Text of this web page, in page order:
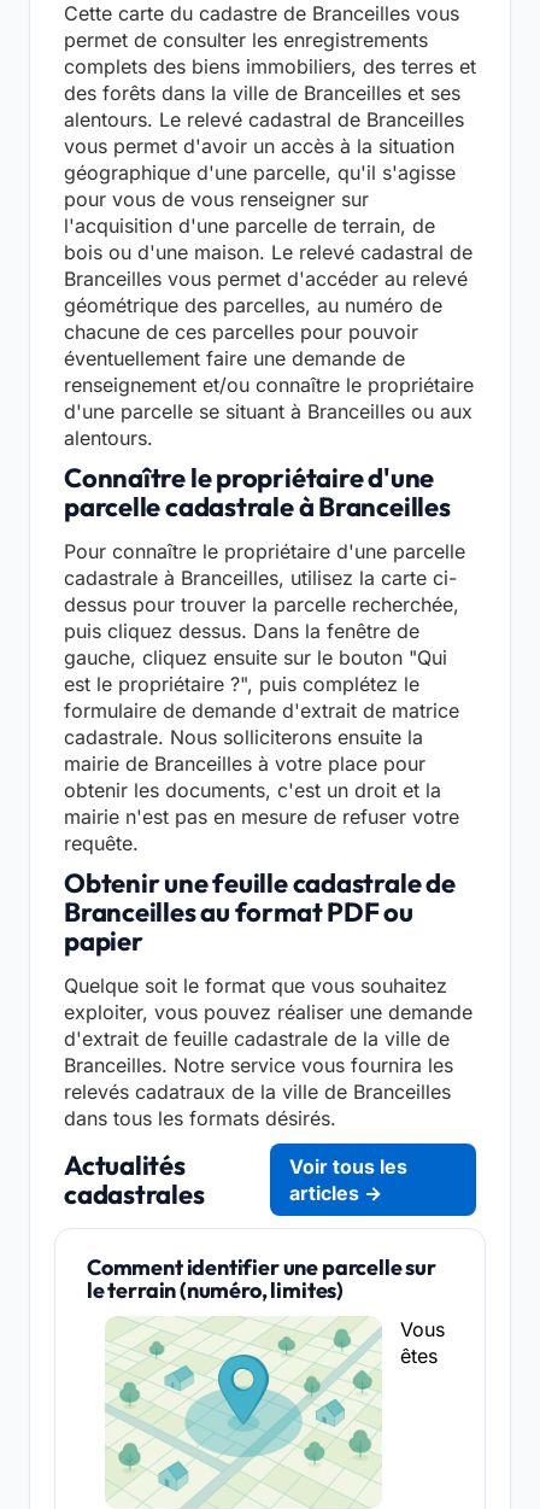
Cette carte du cadastre de Branceilles vous
permet de consulter les enregistrements
complets des biens immobiliers, des terres et
des forêts dans la ville de Branceilles et ses
alentours. Le relevé cadastral de Branceilles
vous permet d'avoir un accès à la situation
géographique d'une parcelle, qu'il s'agisse
pour vous de vous renseigner sur
l'acquisition d'une parcelle de terrain, de
bois ou d'une maison. Le relevé cadastral de
Branceilles vous permet d'accéder au relevé
géométrique des parcelles, au numéro de
chacune de ces parcelles pour pouvoir
éventuellement faire une demande de
renseignement et/ou connaître le propriétaire
d'une parcelle se situant à Branceilles ou aux
alentours.
Connaître le propriétaire d'une
parcelle cadastrale à Branceilles
Pour connaître le propriétaire d'une parcelle
cadastrale à Branceilles, utilisez la carte ci-
dessus pour trouver la parcelle recherchée,
puis cliquez dessus. Dans la fenêtre de
gauche, cliquez ensuite sur le bouton "Qui
est le propriétaire ?", puis complétez le
formulaire de demande d'extrait de matrice
cadastrale. Nous solliciterons ensuite la
mairie de Branceilles à votre place pour
obtenir les documents, c'est un droit et la
mairie n'est pas en mesure de refuser votre
requête.
Obtenir une feuille cadastrale de
Branceilles au format PDF ou
papier
Quelque soit le format que vous souhaitez
exploiter, vous pouvez réaliser une demande
d'extrait de feuille cadastrale de la ville de
Branceilles. Notre service vous fournira les
relevés cadatraux de la ville de Branceilles
dans tous les formats désirés.
Actualités
cadastrales
Voir tous les
articles →
Comment identifier une parcelle sur
le terrain (numéro, limites)
Vous
êtes